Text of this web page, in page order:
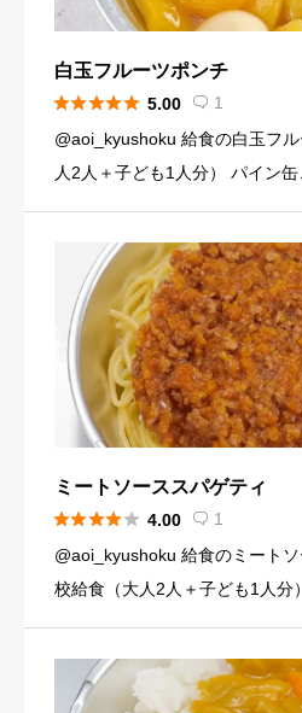
白玉フルーツポンチ
 5.00  1
@aoi_kyushoku 給食の白玉フ
人2人＋子ども1人分） パイン
4g） （白玉団子） 白玉粉… […]
ミートソーススパゲティ
 4.00  1
@aoi_kyushoku 給食のミート
校給食（大人2人＋子ども1人分
（120g） にんにくチューブ…